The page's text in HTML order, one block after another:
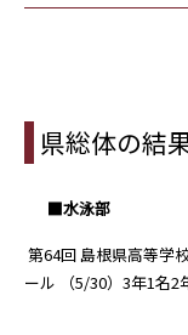
県総体の結
■水泳部
第64回 島根県高等学
ール （5/30）3年1名2